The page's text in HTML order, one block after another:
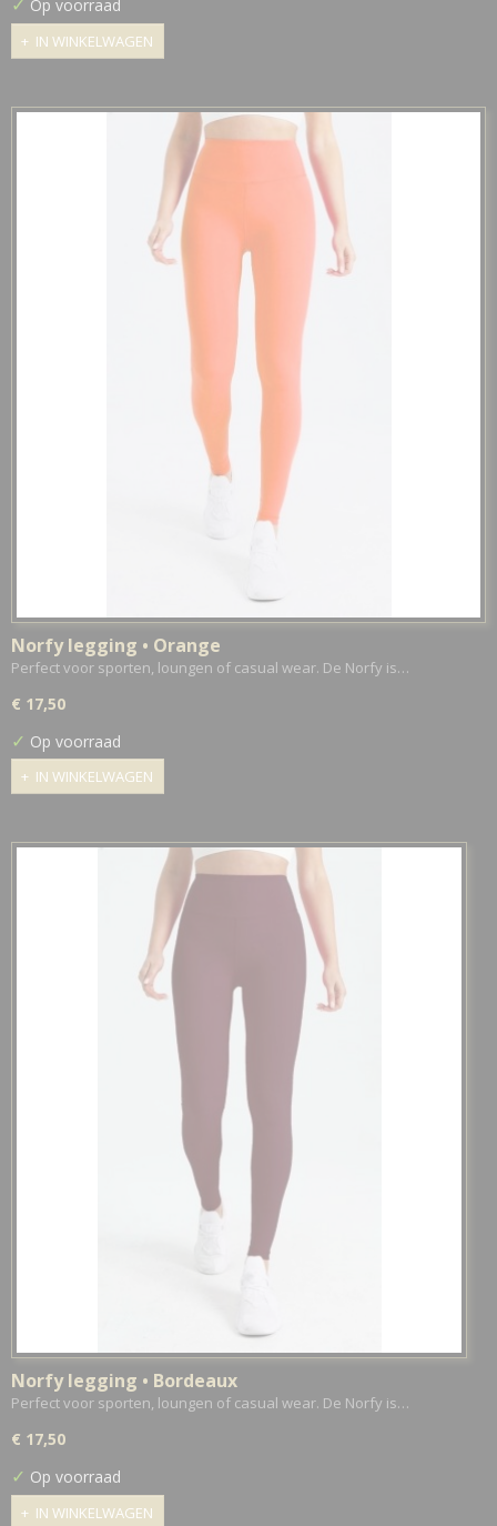
Op voorraad
IN WINKELWAGEN
Norfy legging • Orange
Perfect voor sporten, loungen of casual wear. De Norfy is…
€ 17,50
✓ Op voorraad
IN WINKELWAGEN
Norfy legging • Bordeaux
Perfect voor sporten, loungen of casual wear. De Norfy is…
€ 17,50
✓ Op voorraad
IN WINKELWAGEN